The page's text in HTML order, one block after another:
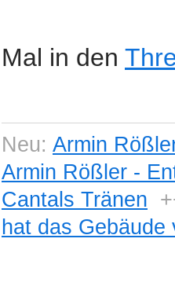
Mal in den
Neu: Armin
Armin Rößler -
Cantals Tränen
hat das Gebäude